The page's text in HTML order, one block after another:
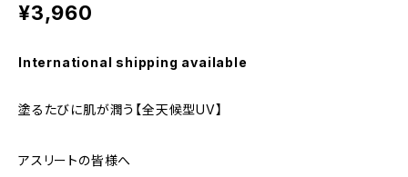
¥3,960
International shipping available
塗るたびに肌が潤う【全天候型UV】
アスリートの皆様へ